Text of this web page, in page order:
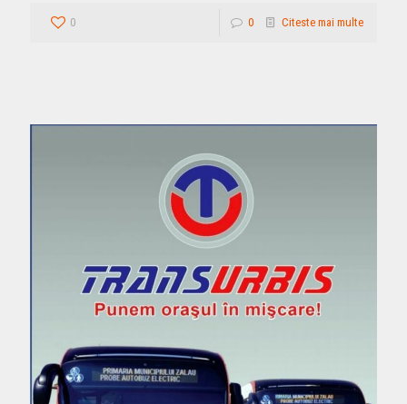
0 0 Citeste mai multe